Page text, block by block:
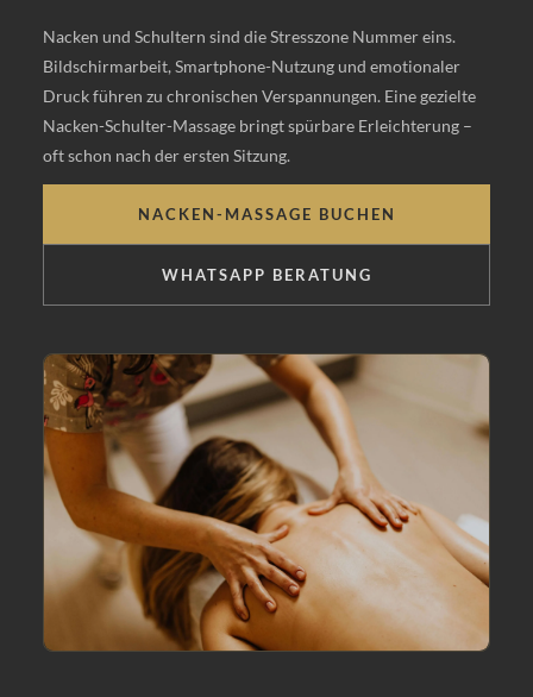
Nacken und Schultern sind die Stresszone Nummer eins.
Bildschirmarbeit, Smartphone-Nutzung und emotionaler
Druck führen zu chronischen Verspannungen. Eine gezielte
Nacken-Schulter-Massage bringt spürbare Erleichterung –
oft schon nach der ersten Sitzung.
NACKEN-MASSAGE BUCHEN
WHATSAPP BERATUNG